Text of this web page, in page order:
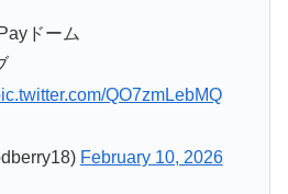
ドーム
QO7zmLebMQ
February 10, 2026